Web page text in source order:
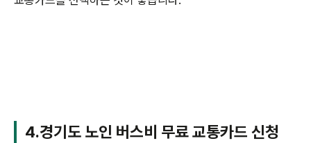
4.경기도 노인 버스비 무료 교통카드 신청